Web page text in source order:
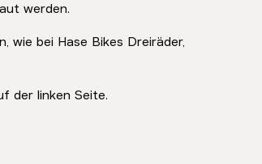
werden.
wie bei Hase Bikes Dreiräder,
der linken Seite.